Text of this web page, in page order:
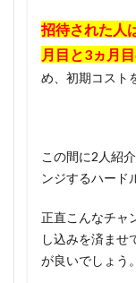
招待された人
月目と3ヵ月
め、初期コスト
この間に2人紹
ンジするハード
正直こんなチャ
し込みを済ませ
が良いでしょう。